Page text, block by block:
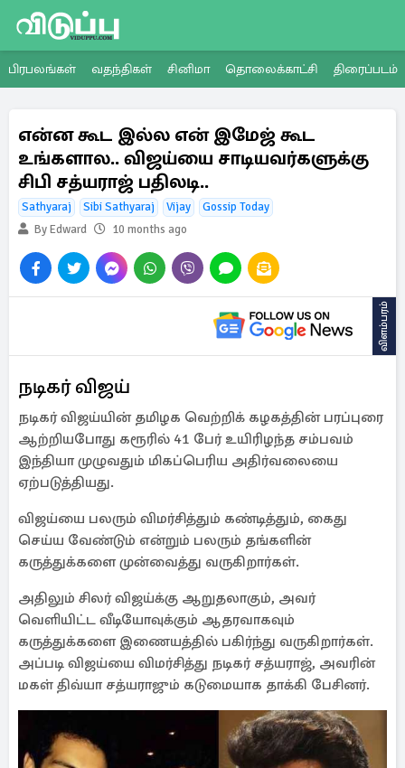
பிரபலங்கள் வதந்திகள் சினிமா தொலைக்காட்சி திரைப்படம்
என்ன கூட இல்ல என் இமேஜ் கூட
உங்களால.. விஜய்யை சாடியவர்களுக்கு
சிபி சத்யராஜ் பதிலடி..
Sathyaraj Sibi Sathyaraj Vijay
Gossip Today
By Edward
10 months ago
விளம்பரம்
நடிகர் விஜய்
நடிகர் விஜய்யின் தமிழக வெற்றிக் கழகத்தின் பரப்புரை
ஆற்றியபோது கரூரில் 41 பேர் உயிரிழந்த சம்பவம்
இந்தியா முழுவதும் மிகப்பெரிய அதிர்வலையை
ஏற்படுத்தியது.
விஜய்யை பலரும் விமர்சித்தும் கண்டித்தும், கைது
செய்ய வேண்டும் என்றும் பலரும் தங்களின்
கருத்துக்களை முன்வைத்து வருகிறார்கள்.
அதிலும் சிலர் விஜய்க்கு ஆறுதலாகும், அவர்
வெளியிட்ட வீடியோவுக்கும் ஆதரவாகவும்
கருத்துக்களை இணையத்தில் பகிர்ந்து வருகிறார்கள்.
அப்படி விஜய்யை விமர்சித்து நடிகர் சத்யராஜ், அவரின்
மகள் திவ்யா சத்யராஜும் கடுமையாக தாக்கி பேசினர்.